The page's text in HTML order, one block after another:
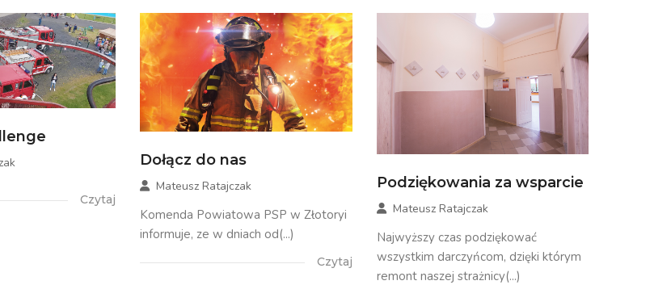
Czytaj
Dołącz do nas
Mateusz Ratajczak
Komenda Powiatowa PSP w Złotoryi
informuje, ze w dniach od(...)
Czytaj
Podziękowania za wsparcie
Mateusz Ratajczak
Najwyższy czas podziękować
wszystkim darczyńcom, dzięki którym
remont naszej strażnicy(...)